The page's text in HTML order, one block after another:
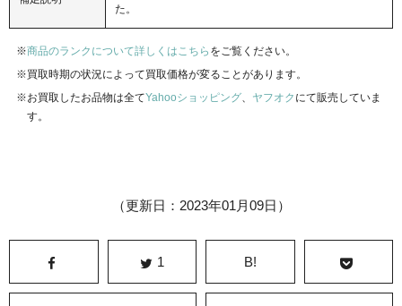
た。
商品のランクについて詳しくはこちら をご覧ください。
買取時期の状況によって買取価格が変ることがあります。
お買取したお品物は全てYahooショッピング、 ヤフオク にて販売していま
す。
（更新日：2023年01月09日）
1 B!